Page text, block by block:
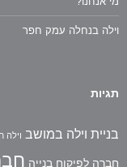
וילה בנחלה עמק חפר
תגיות
בניית וילה במושב
חברה לפיקוח בנייה